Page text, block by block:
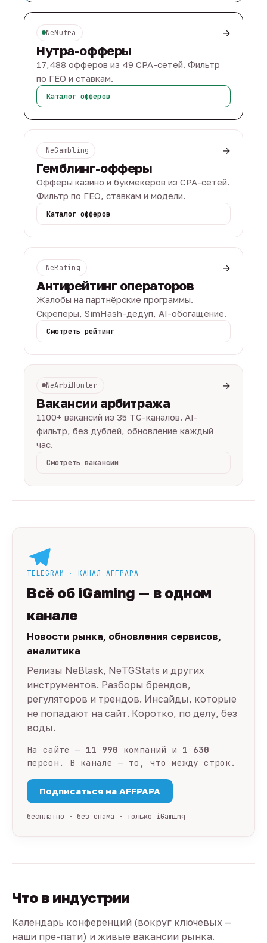
NeNutra →
Нутра-офферы
17,488 офферов из 49 CPA-сетей. Фильтр
по ГЕО и ставкам.
Каталог офферов
NeGambling →
Гемблинг-офферы
Офферы казино и букмекеров из CPA-сетей.
Фильтр по ГЕО, ставкам и модели.
Каталог офферов
NeRating →
Антирейтинг операторов
Жалобы на партнёрские программы.
Скреперы, SimHash-дедуп, AI-обогащение.
Смотреть рейтинг
NeArbiHunter →
Вакансии арбитража
1100+ вакансий из 35 TG-каналов. AI-
фильтр, без дублей, обновление каждый
час.
Смотреть вакансии
TELEGRAM · КАНАЛ AFFPAPA
Всё об iGaming — в одном
канале
Новости рынка, обновления сервисов,
аналитика
Релизы NeBlask, NeTGStats и других
инструментов. Разборы брендов,
регуляторов и трендов. Инсайды, которые
не попадают на сайт. Коротко, по делу, без
воды.
На сайте — 11 990 компаний и 1 630
персон. В канале — то, что между строк.
Подписаться на AFFPAPA
бесплатно · без спама · только iGaming
Что в индустрии
Календарь конференций (вокруг ключевых —
наши пре-пати) и живые вакансии рынка.